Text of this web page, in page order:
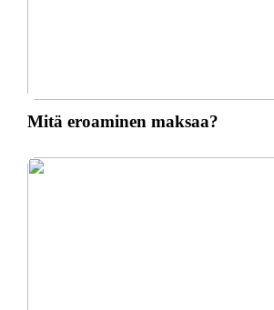
Mitä eroaminen maksaa?